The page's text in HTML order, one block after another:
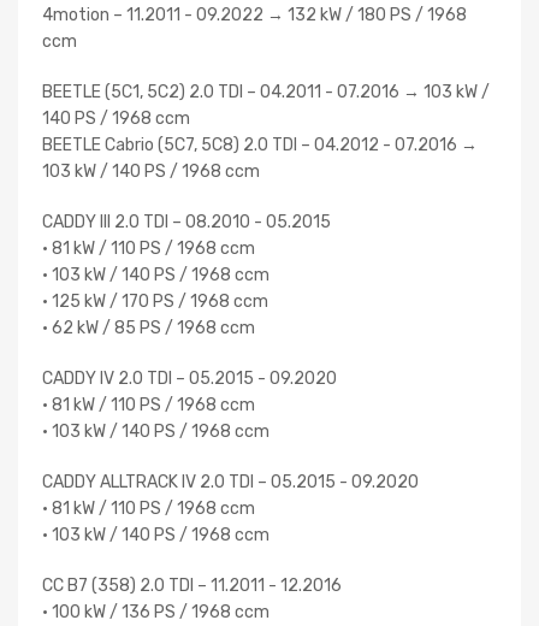
4motion – 11.2011 - 09.2022 → 132 kW / 180 PS / 1968
ccm
BEETLE (5C1, 5C2) 2.0 TDI – 04.2011 - 07.2016 → 103 kW /
140 PS / 1968 ccm
BEETLE Cabrio (5C7, 5C8) 2.0 TDI – 04.2012 - 07.2016 →
103 kW / 140 PS / 1968 ccm
CADDY III 2.0 TDI – 08.2010 - 05.2015
• 81 kW / 110 PS / 1968 ccm
• 103 kW / 140 PS / 1968 ccm
• 125 kW / 170 PS / 1968 ccm
• 62 kW / 85 PS / 1968 ccm
CADDY IV 2.0 TDI – 05.2015 - 09.2020
• 81 kW / 110 PS / 1968 ccm
• 103 kW / 140 PS / 1968 ccm
CADDY ALLTRACK IV 2.0 TDI – 05.2015 - 09.2020
• 81 kW / 110 PS / 1968 ccm
• 103 kW / 140 PS / 1968 ccm
CC B7 (358) 2.0 TDI – 11.2011 - 12.2016
• 100 kW / 136 PS / 1968 ccm